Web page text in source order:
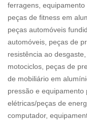
ferragens,
peças de fitness em
peças automóveis
automóveis, peças de
resistência ao
motociclos, peças de
de mobiliário em
pressão e
elétricas/peças de
computador,